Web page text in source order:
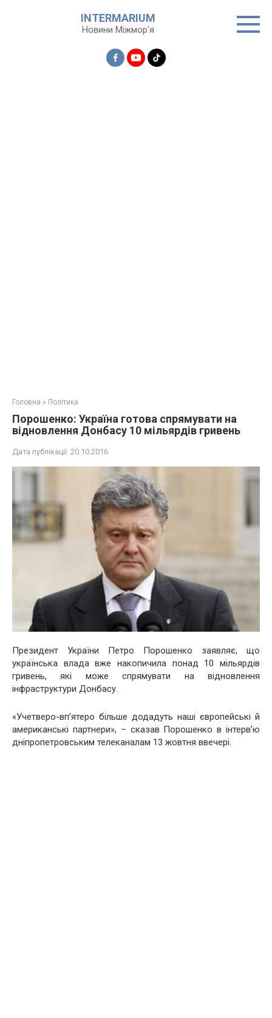
INTERMARIUM
Новини Міжмор'я
Головна » Політика
Порошенко: Україна готова спрямувати на
відновлення Донбасу 10 мільярдів гривень
Дата публікації: 20.10.2016
Президент України Петро Порошенко заявляє, що
українська влада вже накопичила понад 10 мільярдів
гривень, які може спрямувати на відновлення
інфраструктури Донбасу.
«Учетверо-вп’ятеро більше додадуть наші європейські й
американські партнери», – сказав Порошенко в інтерв’ю
дніпропетровським телеканалам 13 жовтня ввечері.